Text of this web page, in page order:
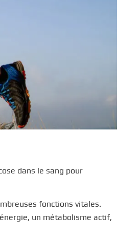
dans le sang pour
fonctions vitales.
un métabolisme actif,